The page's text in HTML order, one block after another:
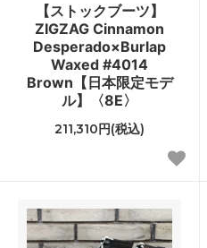
【ストックブーツ】
ZIGZAG Cinnamon
Desperado×Burlap
Waxed #4014
Brown【日本限定モデ
ル】〈8E〉
211,310円(税込)